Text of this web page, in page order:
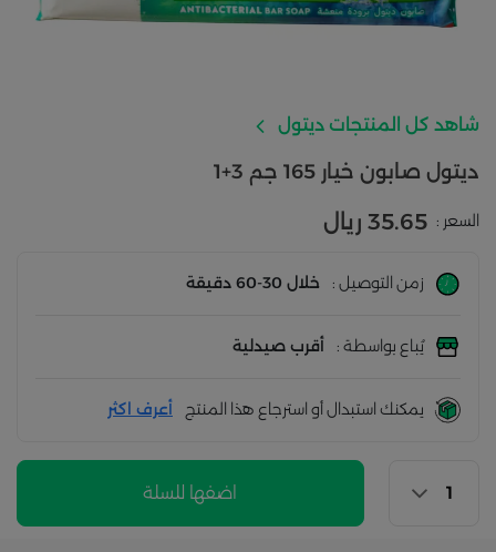
شاهد كل المنتجات ديتول
ديتول صابون خيار 165 جم 3+1
السعر : 35.65 ريال
زمن التوصيل : خلال 30-60 دقيقة
يُباع بواسطة : أقرب صيدلية
يمكنك استبدال أو استرجاع هذا المنتج أعرف اكثر
اضفها للسلة